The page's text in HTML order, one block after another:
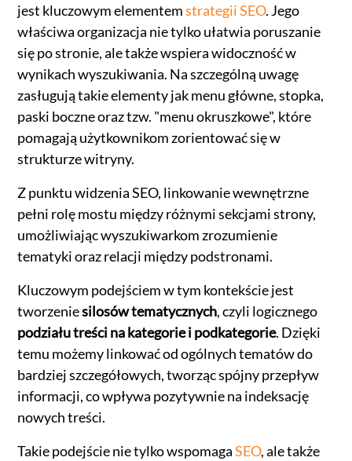
jest kluczowym elementemstrategii SEO. Jego
właściwa organizacja nie tylko ułatwia poruszanie
się po stronie, ale także wspiera widoczność w
wynikach wyszukiwania. Na szczególną uwagę
zasługują takie elementy jak menu główne, stopka,
paski boczne oraz tzw. "menu okruszkowe", które
pomagają użytkownikom zorientować się w
strukturze witryny.
Z punktu widzenia SEO, linkowanie wewnętrzne
pełni rolę mostu między różnymi sekcjami strony,
umożliwiając wyszukiwarkom zrozumienie
tematyki oraz relacji między podstronami.
Kluczowym podejściem w tym kontekście jest
tworzeniesilosów tematycznych, czyli logicznego
podziału treści na kategorie i podkategorie. Dzięki
temu możemy linkować od ogólnych tematów do
bardziej szczegółowych, tworząc spójny przepływ
informacji, co wpływa pozytywnie na indeksację
nowych treści.
Takie podejście nie tylko wspomagaSEO, ale także